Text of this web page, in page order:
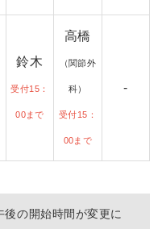
鈴木
受付15：
00まで
高橋
（関節外
科）
受付15：
00まで
-
の開始時間が変更に